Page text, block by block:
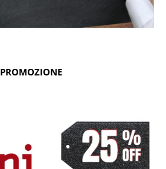
PROMOZIONE